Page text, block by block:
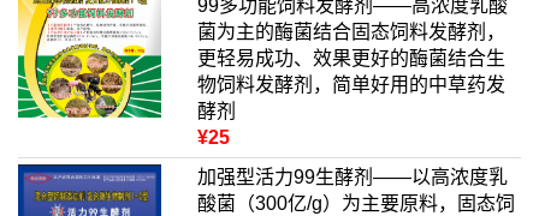
99多功能饲料发酵剂——高浓度乳酸
菌为主的酶菌结合固态饲料发酵剂，
更轻易成功、效果更好的酶菌结合生
物饲料发酵剂，简单好用的中草药发
酵剂
¥25
加强型活力99生酵剂——以高浓度乳
酸菌（300亿/g）为主要原料，固态饲